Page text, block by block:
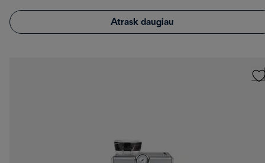
Atrask daugiau